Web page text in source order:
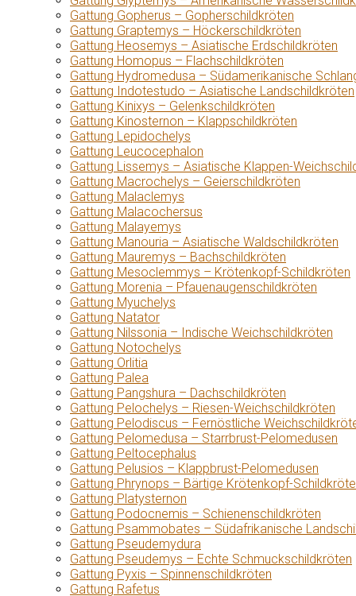
Gattung Gopherus – Gopherschildkröten
Gattung Graptemys – Höckerschildkröten
Gattung Heosemys – Asiatische Erdschildkröten
Gattung Homopus – Flachschildkröten
Gattung Hydromedusa – Südamerikanische
Gattung Indotestudo – Asiatische Landschildkröten
Gattung Kinixys – Gelenkschildkröten
Gattung Kinosternon – Klappschildkröten
Gattung Lepidochelys
Gattung Leucocephalon
Gattung Lissemys – Asiatische Klappen-
Gattung Macrochelys – Geierschildkröten
Gattung Malaclemys
Gattung Malacochersus
Gattung Malayemys
Gattung Manouria – Asiatische Waldschildkröten
Gattung Mauremys – Bachschildkröten
Gattung Mesoclemmys – Krötenkopf-Schildkröten
Gattung Morenia – Pfauenaugenschildkröten
Gattung Myuchelys
Gattung Natator
Gattung Nilssonia – Indische Weichschildkröten
Gattung Notochelys
Gattung Orlitia
Gattung Palea
Gattung Pangshura – Dachschildkröten
Gattung Pelochelys – Riesen-Weichschildkröten
Gattung Pelodiscus – Fernöstliche
Gattung Pelomedusa – Starrbrust-Pelomedusen
Gattung Peltocephalus
Gattung Pelusios – Klappbrust-Pelomedusen
Gattung Phrynops – Bärtige Krötenkopf-
Gattung Platysternon
Gattung Podocnemis – Schienenschildkröten
Gattung Psammobates – Südafrikanische
Gattung Pseudemydura
Gattung Pseudemys – Echte Schmuckschildkröten
Gattung Pyxis – Spinnenschildkröten
Gattung Rafetus